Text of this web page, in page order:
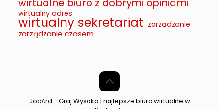
wirtualne biuro z dobrymi opiniami
wirtualny adres
wirtualny sekretariat zarządzanie
zarządzanie czasem
JocArd - Graj Wysoko | najlepsze biuro wirtualne w